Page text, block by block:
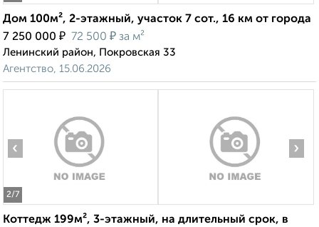
Дом 100м², 2-этажный, участок 7 сот., 16 км от города
7 250 000 ₽ 72 500 ₽ за м²
Ленинский район, Покровская 33
Агентство, 15.06.2026
2/7
‹ ›
Коттедж 199м², 3-этажный, на длительный срок, в